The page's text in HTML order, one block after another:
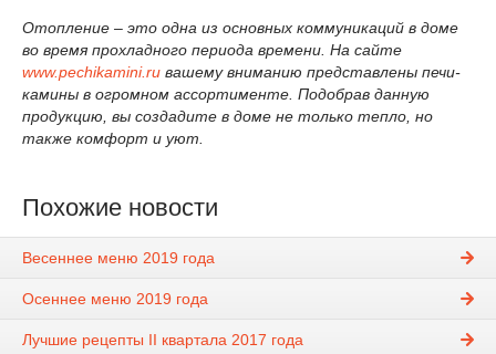
Отопление – это одна из основных коммуникаций в доме
во время прохладного периода времени. На сайте
www.pechikamini.ru вашему вниманию представлены печи-
камины в огромном ассортименте. Подобрав данную
продукцию, вы создадите в доме не только тепло, но
также комфорт и уют.
Похожие новости
Весеннее меню 2019 года
Осеннее меню 2019 года
Лучшие рецепты II квартала 2017 года